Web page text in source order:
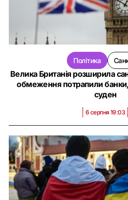
Політика
Велика Британія розширила
обмеження потрапили банки,
суден
6 серпня 19:03